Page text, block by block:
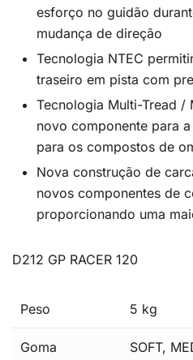
esforço no guidão
mudança de direção
Tecnologia NTEC
traseiro em pista com
Tecnologia Multi-Tread /
novo componente para
para os compostos de
Nova construção de
novos componentes de
proporcionando uma
D212 GP RACER 120
Peso 5 kg
Goma SOFT,